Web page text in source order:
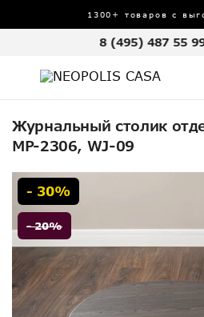
1300+ товаров с
8 (495) 487 55
Журнальный столик
MP-2306, WJ-09
- 30%
- 20%